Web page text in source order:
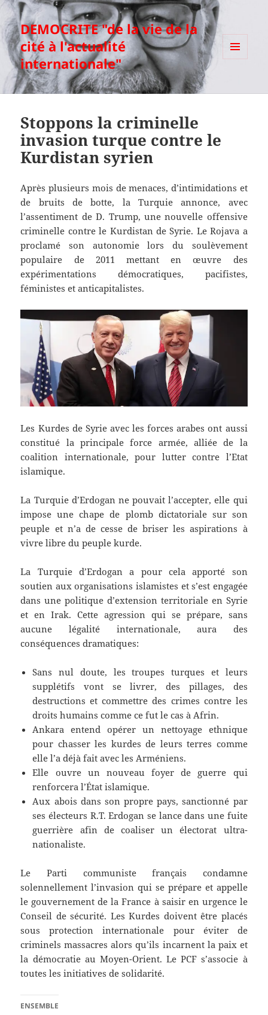
DEMOCRITE "de la vie de la
cité à l'actualité
internationale"
Stoppons la criminelle
invasion turque contre le
Kurdistan syrien
Après plusieurs mois de menaces, d’intimidations et
de bruits de botte, la Turquie annonce, avec
l’assentiment de D. Trump, une nouvelle offensive
criminelle contre le Kurdistan de Syrie. Le Rojava a
proclamé son autonomie lors du soulèvement
populaire de 2011 mettant en œuvre des
expérimentations démocratiques, pacifistes,
féministes et anticapitalistes.
Les Kurdes de Syrie avec les forces arabes ont aussi
constitué la principale force armée, alliée de la
coalition internationale, pour lutter contre l’Etat
islamique.
La Turquie d’Erdogan ne pouvait l’accepter, elle qui
impose une chape de plomb dictatoriale sur son
peuple et n’a de cesse de briser les aspirations à
vivre libre du peuple kurde.
La Turquie d’Erdogan a pour cela apporté son
soutien aux organisations islamistes et s’est engagée
dans une politique d’extension territoriale en Syrie
et en Irak. Cette agression qui se prépare, sans
aucune légalité internationale, aura des
conséquences dramatiques:
Sans nul doute, les troupes turques et leurs
supplétifs vont se livrer, des pillages, des
destructions et commettre des crimes contre les
droits humains comme ce fut le cas à Afrin.
Ankara entend opérer un nettoyage ethnique
pour chasser les kurdes de leurs terres comme
elle l’a déjà fait avec les Arméniens.
Elle ouvre un nouveau foyer de guerre qui
renforcera l’État islamique.
Aux abois dans son propre pays, sanctionné par
ses électeurs R.T. Erdogan se lance dans une fuite
guerrière afin de coaliser un électorat ultra-
nationaliste.
Le Parti communiste français condamne
solennellement l’invasion qui se prépare et appelle
le gouvernement de la France à saisir en urgence le
Conseil de sécurité. Les Kurdes doivent être placés
sous protection internationale pour éviter de
criminels massacres alors qu’ils incarnent la paix et
la démocratie au Moyen-Orient. Le PCF s’associe à
toutes les initiatives de solidarité.
ENSEMBLE